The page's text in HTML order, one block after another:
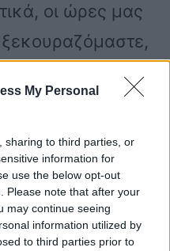
My Personal
sharing to third parties, or
information for
use the below opt-out
Please note that after your
may continue seeing
information utilized by
to third parties prior to
οι ώρες μας
ξεκουραζόμαστε,
ο Βλαδίμηρος
κάποιο
σχέση;»